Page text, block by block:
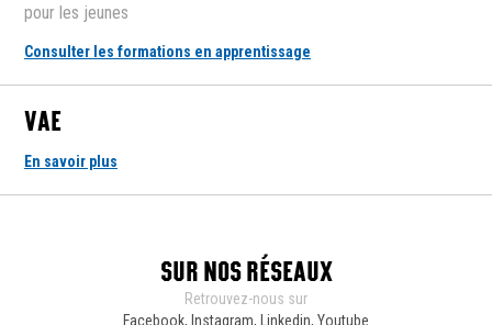
pour les jeunes
Consulter les formations en apprentissage
VAE
En savoir plus
SUR NOS RÉSEAUX
Retrouvez-nous sur
Facebook Instagram Linkedin Youtube